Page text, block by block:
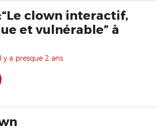
clown interactif,
et vulnérable” à
a presque 2 ans.